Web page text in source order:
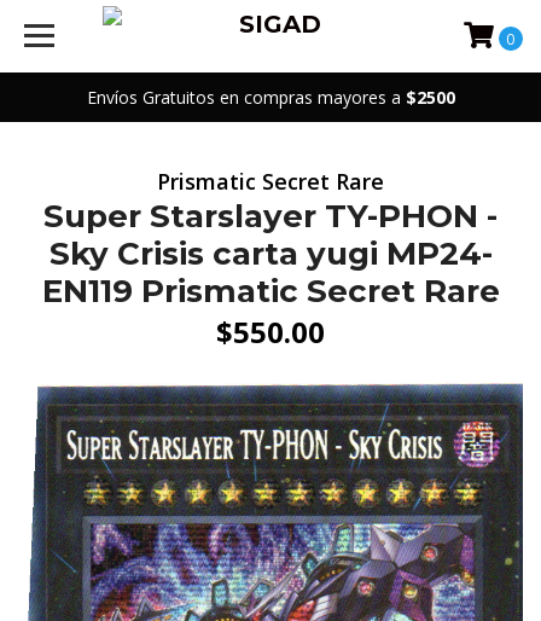
Envíos Gratuitos en compras mayores a $2500
0
Prismatic Secret Rare
Super Starslayer TY-PHON -
Sky Crisis carta yugi MP24-
EN119 Prismatic Secret Rare
$550.00